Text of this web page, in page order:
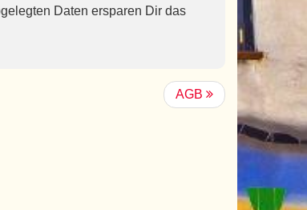
Daten ersparen Dir das
AGB